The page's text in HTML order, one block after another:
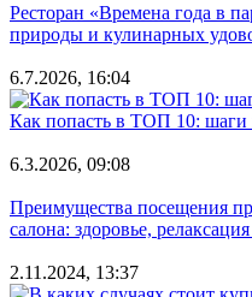
Ресторан «Времена года в
природы и кулинарных
6.7.2026, 16:04
Как попасть в ТОП 10: шаги
6.3.2026, 09:08
Преимущества посещения
салона: здоровье,
2.11.2024, 13:37